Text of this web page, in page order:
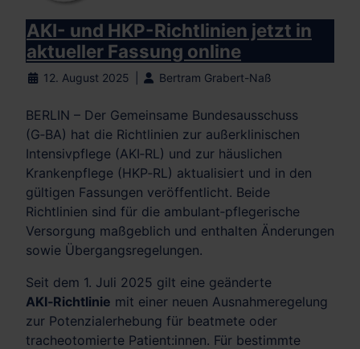
AKI- und HKP-Richtlinien jetzt in
aktueller Fassung online
12. August 2025 Bertram Grabert-Naß
BERLIN – Der Gemeinsame Bundesausschuss
(G‑BA) hat die Richtlinien zur außerklinischen
Intensivpflege (AKI‑RL) und zur häuslichen
Krankenpflege (HKP‑RL) aktualisiert und in den
gültigen Fassungen veröffentlicht. Beide
Richtlinien sind für die ambulant‑pflegerische
Versorgung maßgeblich und enthalten Änderungen
sowie Übergangsregelungen.
Seit dem 1. Juli 2025 gilt eine geänderte
AKI‑Richtlinie mit einer neuen Ausnahmeregelung
zur Potenzialerhebung für beatmete oder
tracheotomierte Patient:innen. Für bestimmte